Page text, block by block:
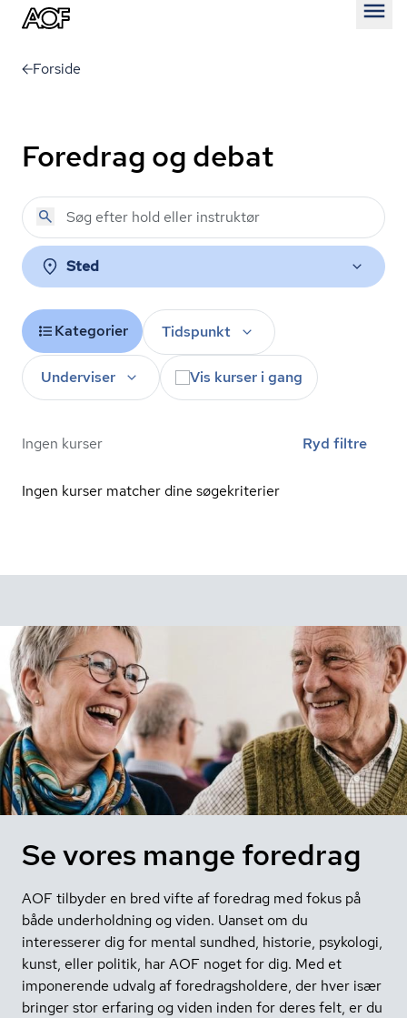
Forside
Foredrag og debat
Sted
Kategorier Tidspunkt
Underviser Vis kurser i gang
Ingen kurser Ryd filtre
Ingen kurser matcher dine søgekriterier
Se vores mange foredrag
AOF tilbyder en bred vifte af foredrag med fokus på
både underholdning og viden. Uanset om du
interesserer dig for mental sundhed, historie, psykologi,
kunst, eller politik, har AOF noget for dig. Med et
imponerende udvalg af foredragsholdere, der hver især
bringer stor erfaring og viden inden for deres felt, er du